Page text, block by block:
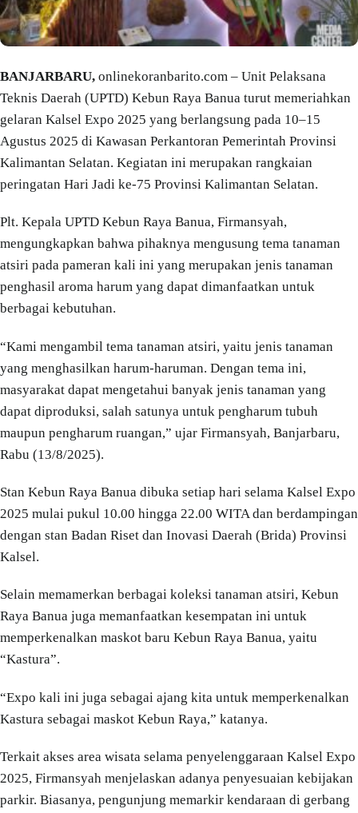
BANJARBARU, onlinekoranbarito.com – Unit Pelaksana
Teknis Daerah (UPTD) Kebun Raya Banua turut memeriahkan
gelaran Kalsel Expo 2025 yang berlangsung pada 10–15
Agustus 2025 di Kawasan Perkantoran Pemerintah Provinsi
Kalimantan Selatan. Kegiatan ini merupakan rangkaian
peringatan Hari Jadi ke-75 Provinsi Kalimantan Selatan.
Plt. Kepala UPTD Kebun Raya Banua, Firmansyah,
mengungkapkan bahwa pihaknya mengusung tema tanaman
atsiri pada pameran kali ini yang merupakan jenis tanaman
penghasil aroma harum yang dapat dimanfaatkan untuk
berbagai kebutuhan.
“Kami mengambil tema tanaman atsiri, yaitu jenis tanaman
yang menghasilkan harum-haruman. Dengan tema ini,
masyarakat dapat mengetahui banyak jenis tanaman yang
dapat diproduksi, salah satunya untuk pengharum tubuh
maupun pengharum ruangan,” ujar Firmansyah, Banjarbaru,
Rabu (13/8/2025).
Stan Kebun Raya Banua dibuka setiap hari selama Kalsel Expo
2025 mulai pukul 10.00 hingga 22.00 WITA dan berdampingan
dengan stan Badan Riset dan Inovasi Daerah (Brida) Provinsi
Kalsel.
Selain memamerkan berbagai koleksi tanaman atsiri, Kebun
Raya Banua juga memanfaatkan kesempatan ini untuk
memperkenalkan maskot baru Kebun Raya Banua, yaitu
“Kastura”.
“Expo kali ini juga sebagai ajang kita untuk memperkenalkan
Kastura sebagai maskot Kebun Raya,” katanya.
Terkait akses area wisata selama penyelenggaraan Kalsel Expo
2025, Firmansyah menjelaskan adanya penyesuaian kebijakan
parkir. Biasanya, pengunjung memarkir kendaraan di gerbang